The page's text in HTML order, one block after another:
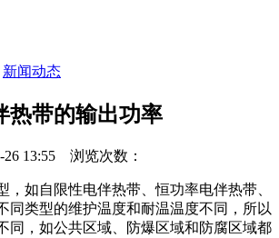
新闻动态
热带的输出功率
26 13:55 浏览次数：
，如自限性电伴热带、恒功率电伴热带、
同类型的维护温度和耐温温度不同，所以
同，如公共区域、防爆区域和防腐区域都